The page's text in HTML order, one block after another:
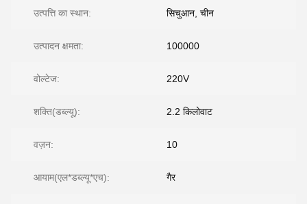
उत्पत्ति का स्थान: सिचुआन, चीन
उत्पादन क्षमता: 100000
वोल्टेज: 220V
शक्ति(डब्ल्यू): 2.2 किलोवाट
वज़न: 10
आयाम(एल*डब्ल्यू*एच): गैर